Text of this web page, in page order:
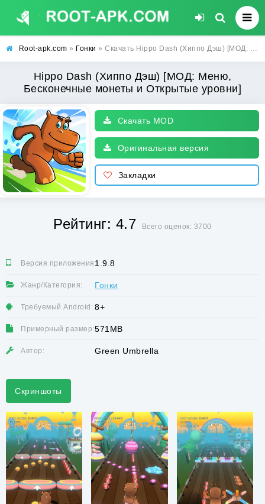
Root-apk.com » Гонки » Скачать Hippo Dash (Хиппо Дэш) [МОД: Меню, Бесконечные монеты и Открытые уровни] | Взлом Hippo Dash на Андроид
Hippo Dash (Хиппо Дэш) [МОД: Меню,
Бесконечные монеты и Открытые уровни]
Скачать MOD
Оригинальная версия
Закладки
Рейтинг: 4.7 Всего оценок: 3700
Версия приложения:1.9.8
Жанр/Категория: Гонки
Требуемый Android: 8+
Примерный размер:571MB
Автор: Green Umbrella
Скриншоты